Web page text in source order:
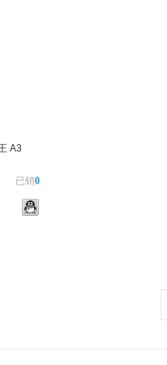
A3
已销0